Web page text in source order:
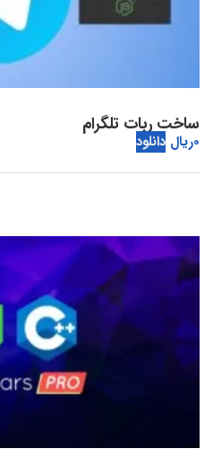
ساخت ربات تلگرام
0ریال دانلود